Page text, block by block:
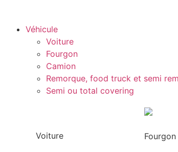
Véhicule
Voiture
Fourgon
Camion
Remorque, food truck et semi
Semi ou total covering
Voiture Fourgon